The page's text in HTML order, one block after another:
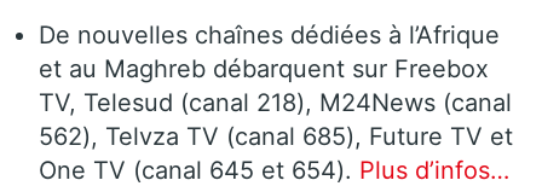
De nouvelles chaînes dédiées à l’Afrique
et au Maghreb débarquent sur Freebox
TV, Telesud (canal 218), M24News (canal
562), Telvza TV (canal 685), Future TV et
One TV (canal 645 et 654). Plus d’infos…